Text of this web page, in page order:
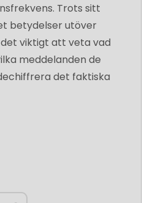
Trots sitt
betydelser utöver
viktigt att veta vad
meddelanden de
det faktiska